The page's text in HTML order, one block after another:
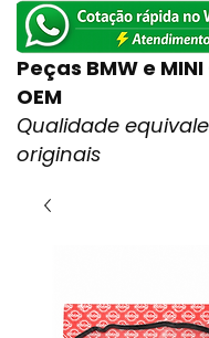
Peças BMW e
OEM
Qualidade
originais